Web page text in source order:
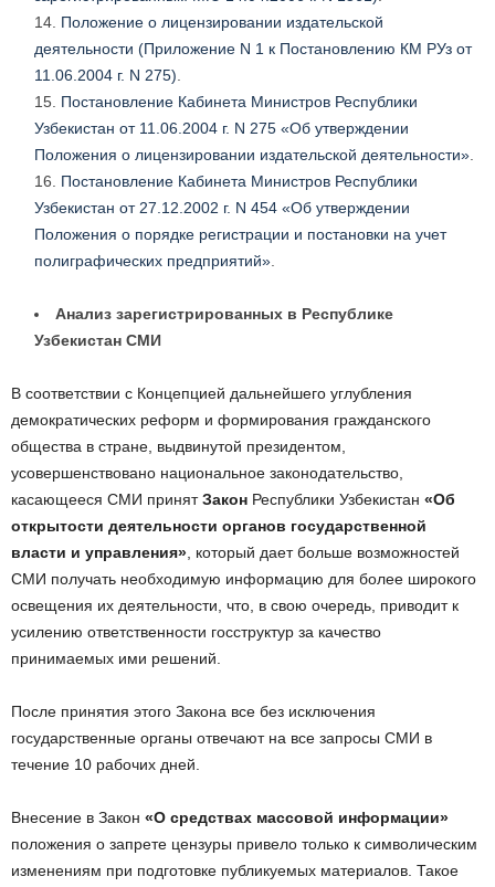
Положение о лицензировании издательской
деятельности (Приложение N 1 к Постановлению КМ РУз от
11.06.2004 г. N 275).
Постановление Кабинета Министров Республики
Узбекистан от 11.06.2004 г. N 275 «Об утверждении
Положения о лицензировании издательской деятельности».
Постановление Кабинета Министров Республики
Узбекистан от 27.12.2002 г. N 454 «Об утверждении
Положения о порядке регистрации и постановки на учет
полиграфических предприятий».
Анализ зарегистрированных в Республике
Узбекистан СМИ
В соответствии с Концепцией дальнейшего углубления
демократических реформ и формирования гражданского
общества в стране, выдвинутой президентом,
усовершенствовано национальное законодательство,
касающееся СМИ принятЗакон Республики Узбекистан «Об
открытости деятельности органов государственной
власти и управления», который дает больше возможностей
СМИ получать необходимую информацию для более широкого
освещения их деятельности, что, в свою очередь, приводит к
усилению ответственности госструктур за качество
принимаемых ими решений.
После принятия этого Закона все без исключения
государственные органы отвечают на все запросы СМИ в
течение 10 рабочих дней.
Внесение в Закон «О средствах массовой информации»
положения о запрете цензуры привело только к символическим
изменениям при подготовке публикуемых материалов. Такое